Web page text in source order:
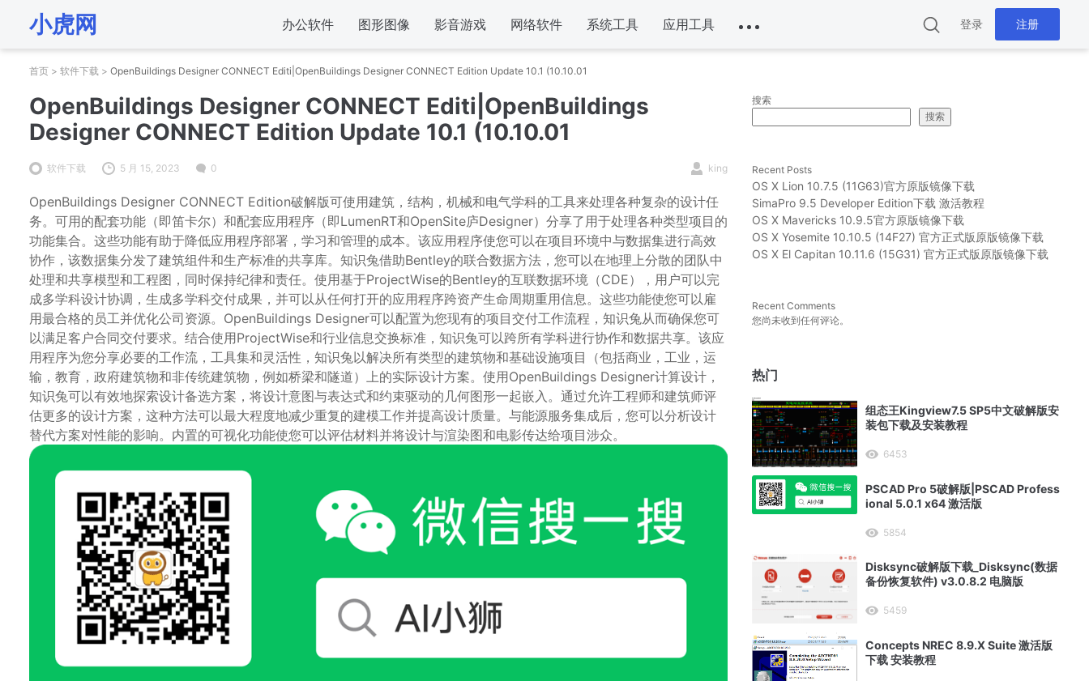
小虎网 办公软件 图形图像 影音游戏 网络软件 系统工具 应用工具 登录 注册
首页 > 软件下载 > OpenBuildings Designer CONNECT Editi|OpenBuildings Designer CONNECT Edition Update 10.1 (10.10.01
OpenBuildings Designer CONNECT Editi|OpenBuildings
Designer CONNECT Edition Update 10.1 (10.10.01
软件下载 5 月 15, 2023 0 king
OpenBuildings Designer CONNECT Edition破解版可使用建筑，结构，机械和电气学科的工具来处理各种复杂的设计任
务。可用的配套功能（即笛卡尔）和配套应用程序（即LumenRT和OpenSite庐Designer）分享了用于处理各种类型项目的
功能集合。这些功能有助于降低应用程序部署，学习和管理的成本。该应用程序使您可以在项目环境中与数据集进行高效
协作，该数据集分发了建筑组件和生产标准的共享库。知识兔借助Bentley的联合数据方法，您可以在地理上分散的团队中
处理和共享模型和工程图，同时保持纪律和责任。使用基于ProjectWise的Bentley的互联数据环境（CDE），用户可以完
成多学科设计协调，生成多学科交付成果，并可以从任何打开的应用程序跨资产生命周期重用信息。这些功能使您可以雇
用最合格的员工并优化公司资源。OpenBuildings Designer可以配置为您现有的项目交付工作流程，知识兔从而确保您可
以满足客户合同交付要求。结合使用ProjectWise和行业信息交换标准，知识兔可以跨所有学科进行协作和数据共享。该应
用程序为您分享必要的工作流，工具集和灵活性，知识兔以解决所有类型的建筑物和基础设施项目（包括商业，工业，运
输，教育，政府建筑物和非传统建筑物，例如桥梁和隧道）上的实际设计方案。使用OpenBuildings Designer计算设计，
知识兔可以有效地探索设计备选方案，将设计意图与表达式和约束驱动的几何图形一起嵌入。通过允许工程师和建筑师评
估更多的设计方案，这种方法可以最大程度地减少重复的建模工作并提高设计质量。与能源服务集成后，您可以分析设计
替代方案对性能的影响。内置的可视化功能使您可以评估材料并将设计与渲染图和电影传达给项目涉众。
搜索
搜索
Recent Posts
OS X Lion 10.7.5 (11G63)官方原版镜像下载
SimaPro 9.5 Developer Edition下载 激活教程
OS X Mavericks 10.9.5官方原版镜像下载
OS X Yosemite 10.10.5 (14F27) 官方正式版原版镜像下载
OS X El Capitan 10.11.6 (15G31) 官方正式版原版镜像下载
Recent Comments
您尚未收到任何评论。
热门
组态王Kingview7.5 SP5中文破解版安
装包下载及安装教程
6453
PSCAD Pro 5破解版|PSCAD Profess
ional 5.0.1 x64 激活版
5854
Disksync破解版下载_Disksync(数据
备份恢复软件) v3.0.8.2 电脑版
5459
Concepts NREC 8.9.X Suite 激活版
下载 安装教程